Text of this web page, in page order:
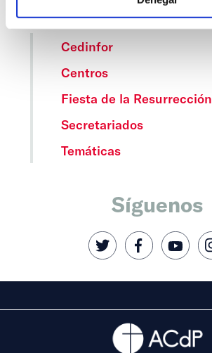
Categorías
Cedinfor
Centros
Fiesta de la Resurrección
Secretariados
Temáticas
Síguenos